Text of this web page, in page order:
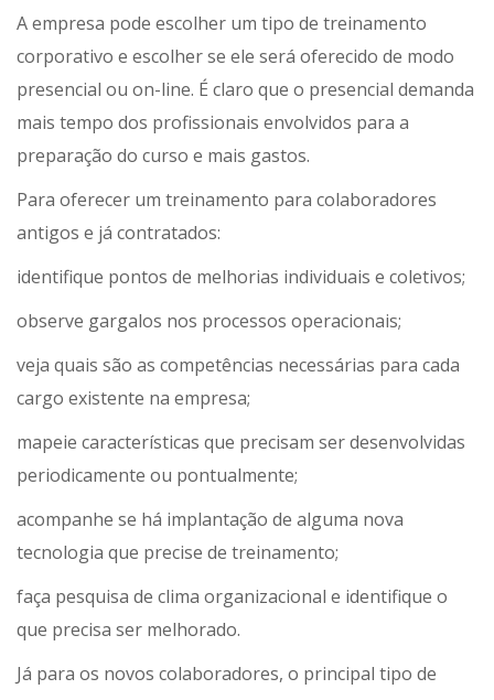
A empresa pode escolher um tipo de treinamento
corporativo e escolher se ele será oferecido de modo
presencial ou on-line. É claro que o presencial demanda
mais tempo dos profissionais envolvidos para a
preparação do curso e mais gastos.
Para oferecer um treinamento para colaboradores
antigos e já contratados:
identifique pontos de melhorias individuais e coletivos;
observe gargalos nos processos operacionais;
veja quais são as competências necessárias para cada
cargo existente na empresa;
mapeie características que precisam ser desenvolvidas
periodicamente ou pontualmente;
acompanhe se há implantação de alguma nova
tecnologia que precise de treinamento;
faça pesquisa de clima organizacional e identifique o
que precisa ser melhorado.
Já para os novos colaboradores, o principal tipo de